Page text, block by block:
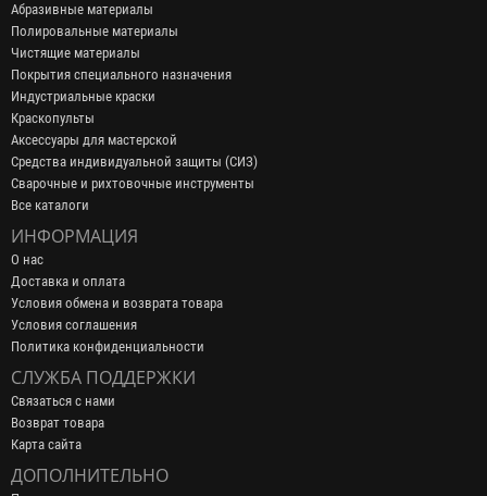
Абразивные материалы
Полировальные материалы
Чистящие материалы
Покрытия специального назначения
Индустриальные краски
Краскопульты
Аксессуары для мастерской
Средства индивидуальной защиты (СИЗ)
Сварочные и рихтовочные инструменты
Все каталоги
ИНФОРМАЦИЯ
О нас
Доставка и оплата
Условия обмена и возврата товара
Условия соглашения
Политика конфиденциальности
СЛУЖБА ПОДДЕРЖКИ
Связаться с нами
Возврат товара
Карта сайта
ДОПОЛНИТЕЛЬНО